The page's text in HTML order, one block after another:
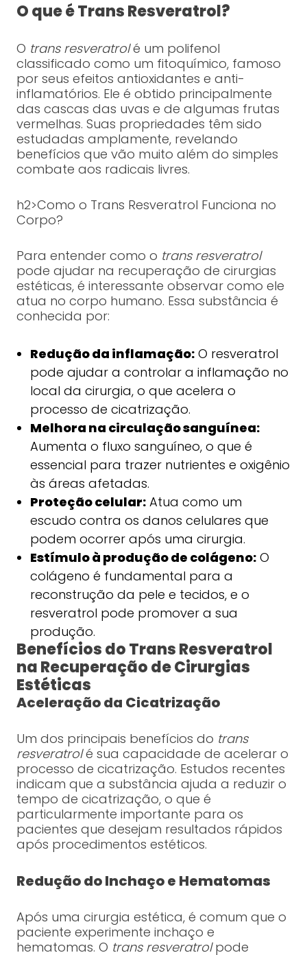
O que é Trans Resveratrol?
O trans resveratrolé um polifenol
classificado como um fitoquímico, famoso
por seus efeitos antioxidantes e anti-
inflamatórios. Ele é obtido principalmente
das cascas das uvas e de algumas frutas
vermelhas. Suas propriedades têm sido
estudadas amplamente, revelando
benefícios que vão muito além do simples
combate aos radicais livres.
h2>Como o Trans Resveratrol Funciona no
Corpo?
Para entender como o trans resveratrol
pode ajudar na recuperação de cirurgias
estéticas, é interessante observar como ele
atua no corpo humano. Essa substância é
conhecida por:
Redução da inflamação:O resveratrol
pode ajudar a controlar a inflamação no
local da cirurgia, o que acelera o
processo de cicatrização.
Melhora na circulação sanguínea:
Aumenta o fluxo sanguíneo, o que é
essencial para trazer nutrientes e oxigênio
às áreas afetadas.
Proteção celular:Atua como um
escudo contra os danos celulares que
podem ocorrer após uma cirurgia.
Estímulo à produção de colágeno:O
colágeno é fundamental para a
reconstrução da pele e tecidos, e o
resveratrol pode promover a sua
produção.
Benefícios do Trans Resveratrol
na Recuperação de Cirurgias
Estéticas
Aceleração da Cicatrização
Um dos principais benefícios do trans
resveratrolé sua capacidade de acelerar o
processo de cicatrização. Estudos recentes
indicam que a substância ajuda a reduzir o
tempo de cicatrização, o que é
particularmente importante para os
pacientes que desejam resultados rápidos
após procedimentos estéticos.
Redução do Inchaço e Hematomas
Após uma cirurgia estética, é comum que o
paciente experimente inchaço e
hematomas. O trans resveratrolpode